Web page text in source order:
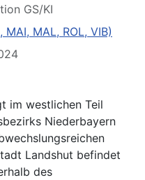
GS/KI
MAL, ROL, VIB)
im westlichen Teil
Niederbayern
Landshut befindet
des